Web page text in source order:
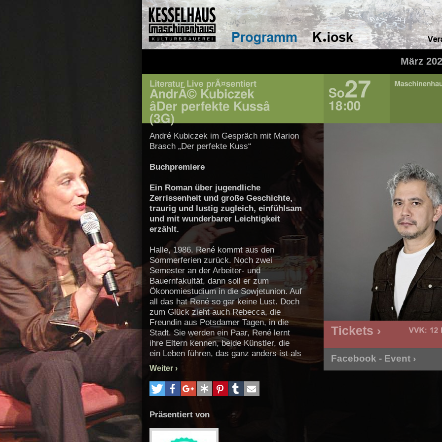
März
André Kubiczek im Gespräch mit Marion
Brasch „Der perfekte Kuss“
Buchpremiere
Ein Roman über jugendliche
Zerrissenheit und große Geschichte,
traurig und lustig zugleich, einfühlsam
und mit wunderbarer Leichtigkeit
erzählt.
Halle, 1986. René kommt aus den
Sommerferien zurück. Noch zwei
Semester an der Arbeiter- und
Bauernfakultät, dann soll er zum
Ökonomiestudium in die Sowjetunion. Auf
all das hat René so gar keine Lust. Doch
zum Glück zieht auch Rebecca, die
Freundin aus Potsdamer Tagen, in die
Stadt. Sie werden ein Paar, René lernt
ihre Eltern kennen, beide Künstler, die
ein Leben führen, das ganz anders ist als
das seiner Familie, weniger angepasst
und ausschweifender, anarchischer im
Auftreten. Rebeccas Einfluss bedeutet
für René eine Lebenswende, er ist sogar
den Haufen zu werfen. Doch warum ist
Rebecca so melancholisch? Und warum
macht sie sich so rar? Als sie René den
Weiter ›
Präsentiert von
Tickets ›
Facebook - Event ›